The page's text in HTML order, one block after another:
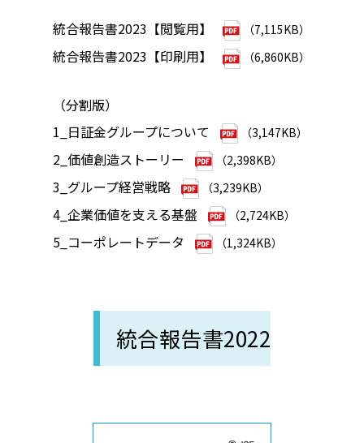
統合報告書2023【閲覧用】 （7,115KB）
統合報告書2023【印刷用】 （6,860KB）
（分割版）
1_日証金グループについて
（3,147KB）
2_価値創造ストーリー （2,398KB）
3_グループ経営戦略 （3,239KB）
4_企業価値を支える基盤 （2,724KB）
5_コーポレートデータ （1,324KB）
統合報告書2022